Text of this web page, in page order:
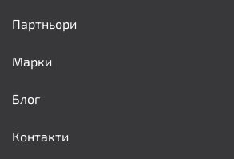
Партньори
Марки
Блог
Контакти